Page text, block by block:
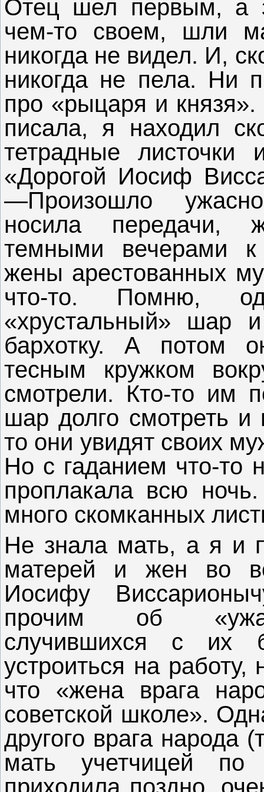
Отец шел первым, а
чем-то своем, шли
никогда не видел. И,
никогда не пела. Ни
про «рыцаря и
писала, я находил
тетрадные
«Дорогой Иосиф
—Произошло
носила передачи,
темными вечерами
жены арестованных
что-то. Помню,
«хрустальный» шар
бархотку. А потом
тесным кружком
смотрели. Кто-то им
шар долго смотреть и
то они увидят своих
Но с гаданием что-то
проплакала всю
много скомканных
Не знала мать, а я и
матерей и жен во
Иосифу
прочим об
случившихся с их
устроиться на
что «жена врага
советской школе».
другого врага народа
мать учетчицей по
приходила поздно,